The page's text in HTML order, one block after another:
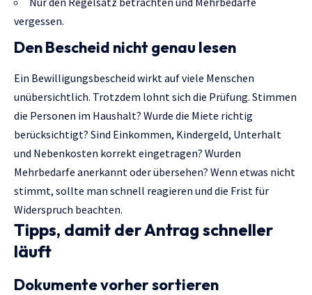
vergessen.
Den Bescheid nicht genau lesen
Ein Bewilligungsbescheid wirkt auf viele Menschen
unübersichtlich. Trotzdem lohnt sich die Prüfung. Stimmen
die Personen im Haushalt? Wurde die Miete richtig
berücksichtigt? Sind Einkommen, Kindergeld, Unterhalt
und Nebenkosten korrekt eingetragen? Wurden
Mehrbedarfe anerkannt oder übersehen? Wenn etwas nicht
stimmt, sollte man schnell reagieren und die Frist für
Widerspruch beachten.
Tipps, damit der Antrag schneller
läuft
Dokumente vorher sortieren